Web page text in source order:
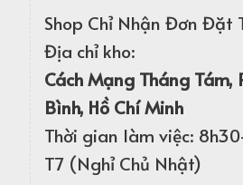
Shop Chỉ Nhận Đơn Đặt
Địa chỉ kho:
Cách Mạng Tháng Tám,
Bình, Hồ Chí Minh
Thời gian làm việc:
T7 (Nghỉ Chủ Nhật)